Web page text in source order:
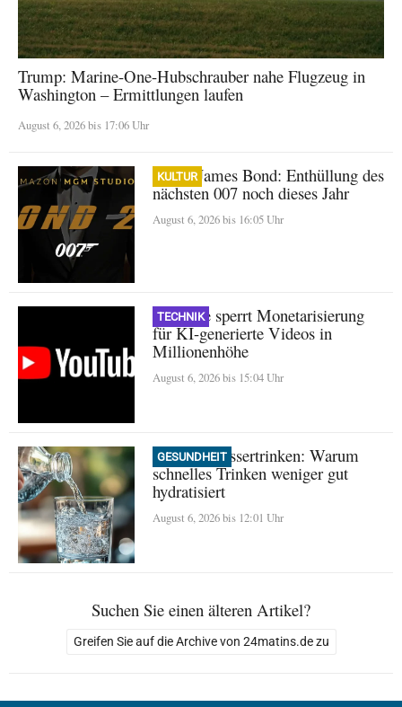
Trump: Marine-One-Hubschrauber nahe Flugzeug in
Washington – Ermittlungen laufen
August 6, 2026 bis 17:06 Uhr
KULTUR
Neuer James Bond: Enthüllung des
nächsten 007 noch dieses Jahr
August 6, 2026 bis 16:05 Uhr
TECHNIK
YouTube sperrt Monetarisierung
für KI-generierte Videos in
Millionenhöhe
August 6, 2026 bis 15:04 Uhr
GESUNDHEIT
Mythos Wassertrinken: Warum
schnelles Trinken weniger gut
hydratisiert
August 6, 2026 bis 12:01 Uhr
Suchen Sie einen älteren Artikel?
Greifen Sie auf die Archive von 24matins.de zu